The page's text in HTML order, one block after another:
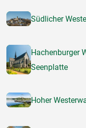
Südlicher
Hachenburger
Seenplatte
Hoher